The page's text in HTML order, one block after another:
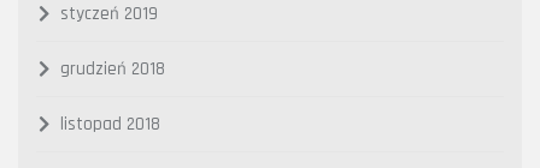
styczeń 2019
grudzień 2018
listopad 2018